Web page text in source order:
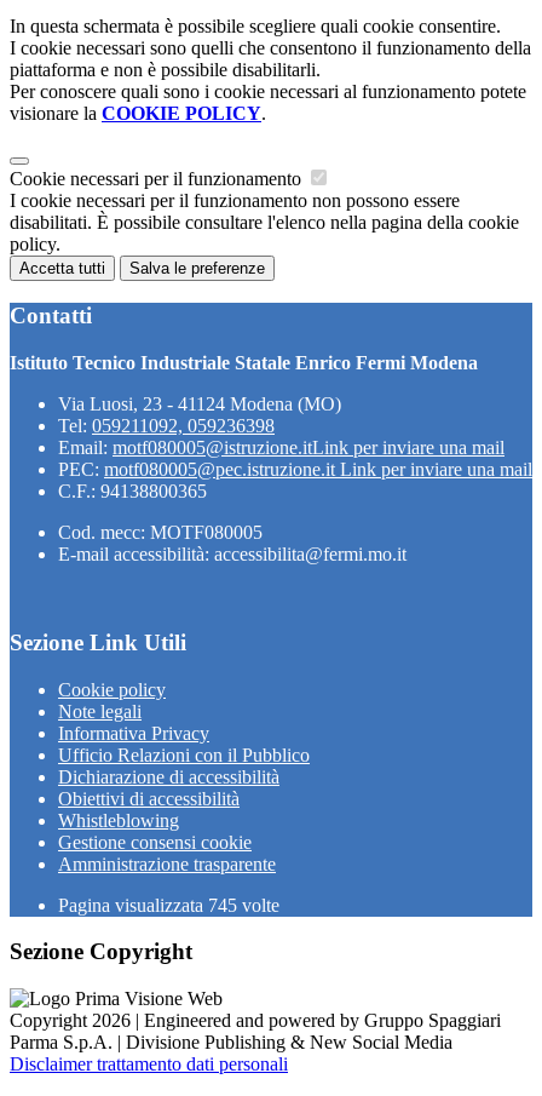
In questa schermata è possibile scegliere quali cookie consentire.
I cookie necessari sono quelli che consentono il funzionamento della
piattaforma e non è possibile disabilitarli.
Per conoscere quali sono i cookie necessari al funzionamento potete
visionare la COOKIE POLICY.
Cookie necessari per il funzionamento
I cookie necessari per il funzionamento non possono essere
disabilitati. È possibile consultare l'elenco nella pagina della cookie
policy.
Accetta tutti Salva le preferenze
Contatti
Istituto Tecnico Industriale Statale Enrico Fermi Modena
Via Luosi, 23 - 41124 Modena (MO)
Tel: 059211092, 059236398
Email: motf080005@istruzione.itLink per inviare una mail
PEC: motf080005@pec.istruzione.it Link per inviare una mail
C.F.: 94138800365
Cod. mecc: MOTF080005
E-mail accessibilità: accessibilita@fermi.mo.it
Sezione Link Utili
Cookie policy
Note legali
Informativa Privacy
Ufficio Relazioni con il Pubblico
Dichiarazione di accessibilità
Obiettivi di accessibilità
Whistleblowing
Gestione consensi cookie
Amministrazione trasparente
Pagina visualizzata 745 volte
Sezione Copyright
Copyright 2026 | Engineered and powered by Gruppo Spaggiari
Parma S.p.A. | Divisione Publishing & New Social Media
Disclaimer trattamento dati personali